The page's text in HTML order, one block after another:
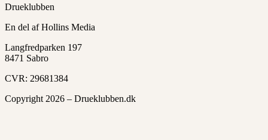
Drueklubben
En del af Hollins Media
Langfredparken 197
8471 Sabro
CVR: 29681384
Copyright 2026 – Drueklubben.dk